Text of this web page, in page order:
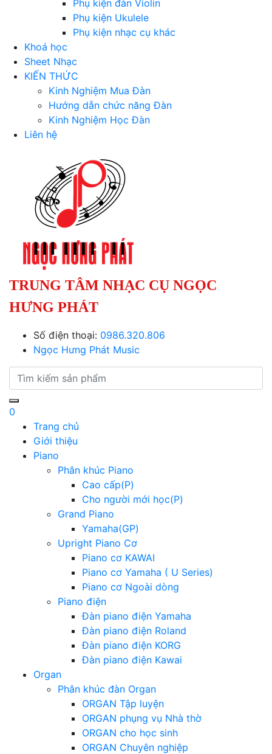
Phụ kiện đàn Violin
Phụ kiện Ukulele
Phụ kiện nhạc cụ khác
Khoá học
Sheet Nhạc
KIẾN THỨC
Kinh Nghiệm Mua Đàn
Hướng dẫn chức năng Đàn
Kinh Nghiệm Học Đàn
Liên hệ
TRUNG TÂM NHẠC CỤ NGỌC
HƯNG PHÁT
Số điện thoại: 0986.320.806
Ngọc Hưng Phát Music
0
Trang chủ
Giới thiệu
Piano
Phân khúc Piano
Cao cấp(P)
Cho người mới học(P)
Grand Piano
Yamaha(GP)
Upright Piano Cơ
Piano cơ KAWAI
Piano cơ Yamaha ( U Series)
Piano cơ Ngoài dòng
Piano điện
Đàn piano điện Yamaha
Đàn piano điện Roland
Đàn piano điện KORG
Đàn piano điện Kawai
Organ
Phân khúc đàn Organ
ORGAN Tập luyện
ORGAN phụng vụ Nhà thờ
ORGAN cho học sinh
ORGAN Chuyên nghiệp